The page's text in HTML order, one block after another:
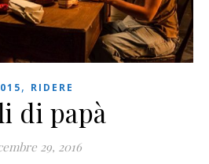
, RIDERE
di papà
29, 2016